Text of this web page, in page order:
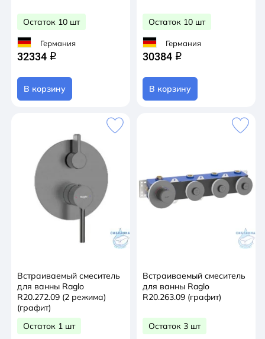
Остаток 10 шт
Германия
32334 q
В корзину
Остаток 10 шт
Германия
30384 q
В корзину
Встраиваемый смеситель
для ванны Raglo
R20.272.09 (2 режима)
(графит)
Остаток 1 шт
Встраиваемый смеситель
для ванны Raglo
R20.263.09 (графит)
Остаток 3 шт